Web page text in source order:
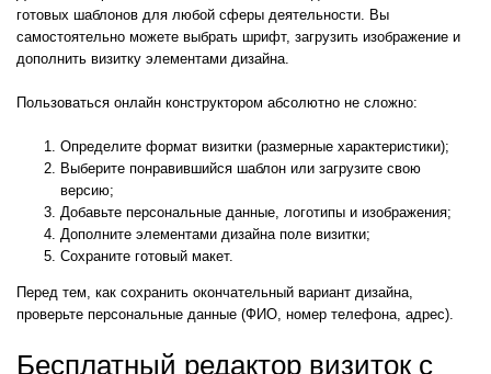
готовых шаблонов для любой сферы деятельности. Вы
самостоятельно можете выбрать шрифт, загрузить изображение и
дополнить визитку элементами дизайна.
Пользоваться онлайн конструктором абсолютно не сложно:
Определите формат визитки (размерные характеристики);
Выберите понравившийся шаблон или загрузите свою
версию;
Добавьте персональные данные, логотипы и изображения;
Дополните элементами дизайна поле визитки;
Сохраните готовый макет.
Перед тем, как сохранить окончательный вариант дизайна,
проверьте персональные данные (ФИО, номер телефона, адрес).
Бесплатный редактор визиток с